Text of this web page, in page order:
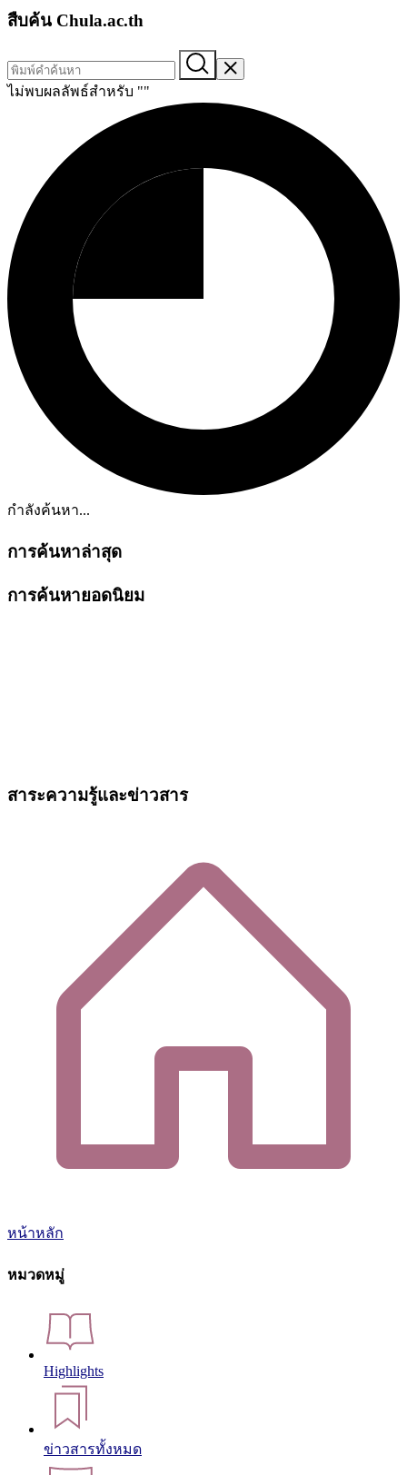
สืบค้น Chula.ac.th
ไม่พบผลลัพธ์สำหรับ ""
กำลังค้นหา...
การค้นหาล่าสุด
การค้นหายอดนิยม
สาระความรู้และข่าวสาร
หน้าหลัก
หมวดหมู่
Highlights
ข่าวสารทั้งหมด